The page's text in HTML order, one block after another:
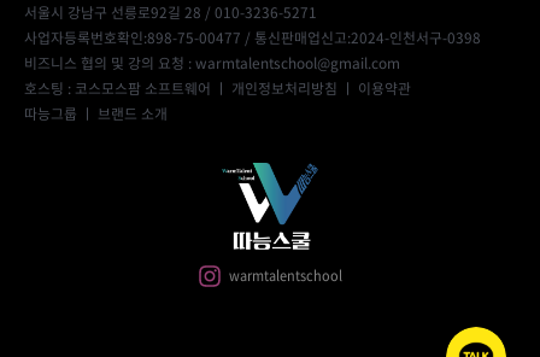
서울시 강남구 선릉로92길 28 / 010-3236-5271
사업자등록번호확인:898-75-00477 / 통신판매업신고:2024-인천서구-0398
비즈니스 협의 및 강의 요청 : warmtalentschool@gmail.com
호스팅 : 코스모스팜 소프트웨어 ㅣ 개인정보처리방침 ㅣ 이용약관
따능그룹 ㅣ 브랜드 소개
warmtalentschool